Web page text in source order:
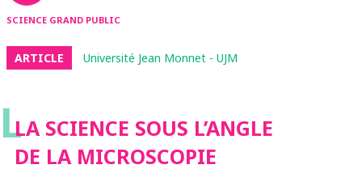
SCIENCE GRAND PUBLIC
ARTICLE Université Jean Monnet - UJM
LLA SCIENCE SOUS L’ANGLE
DE LA MICROSCOPIE